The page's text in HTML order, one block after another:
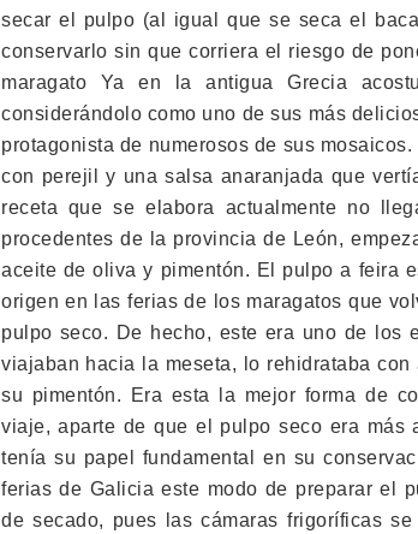
secar el pulpo (al igual que se seca el
conservarlo sin que corriera el riesgo de
maragato Ya en la antigua Grecia
considerándolo como uno de sus más
protagonista de numerosos de sus
con perejil y una salsa anaranjada que
receta que se elabora actualmente no
procedentes de la provincia de León,
aceite de oliva y pimentón. El pulpo a feira
origen en las ferias de los maragatos que
pulpo seco. De hecho, este era uno de los
viajaban hacia la meseta, lo rehidrataba
su pimentón. Era esta la mejor forma de
viaje, aparte de que el pulpo seco era más
tenía su papel fundamental en su
ferias de Galicia este modo de preparar el
de secado, pues las cámaras frigoríficas